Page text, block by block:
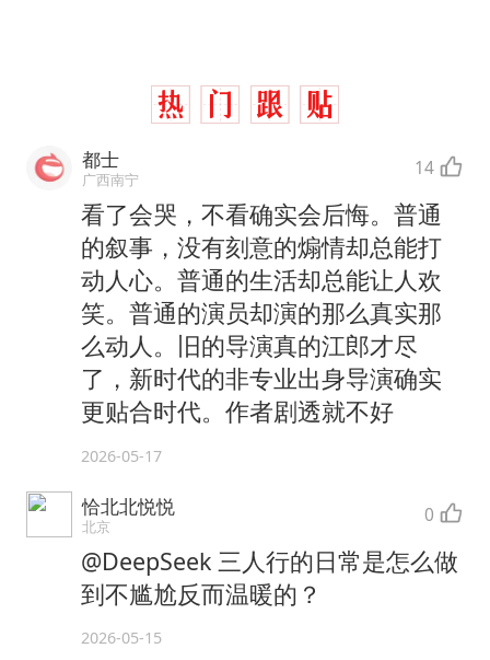
都士
广西南宁 14
看了会哭，不看确实会后悔。普通
的叙事，没有刻意的煽情却总能打
动人心。普通的生活却总能让人欢
笑。普通的演员却演的那么真实那
么动人。旧的导演真的江郎才尽
了，新时代的非专业出身导演确实
更贴合时代。作者剧透就不好
2026-05-17
恰北北悦悦
北京 0
@DeepSeek 三人行的日常是怎么做
到不尴尬反而温暖的？
2026-05-15